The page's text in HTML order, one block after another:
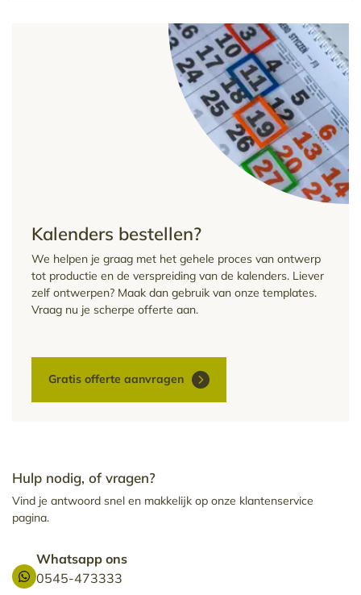
Kalenders bestellen?
We helpen je graag met het gehele proces van ontwerp
tot productie en de verspreiding van de kalenders. Liever
zelf ontwerpen? Maak dan gebruik van onze templates.
Vraag nu je scherpe offerte aan.
Gratis offerte aanvragen
Hulp nodig, of vragen?
Vind je antwoord snel en makkelijk op onze klantenservice
pagina.
Whatsapp ons
0545-473333